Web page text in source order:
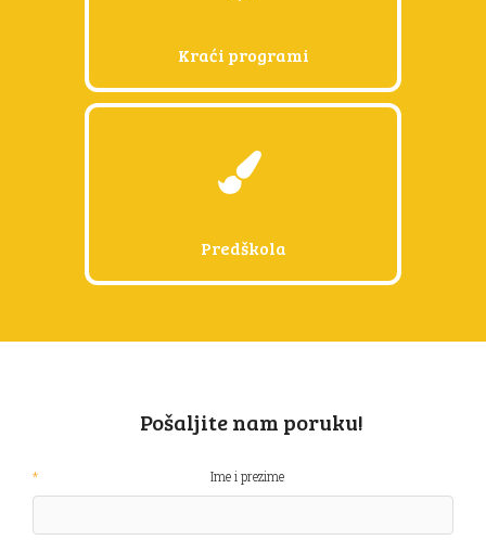
Kraći programi
Predškola
Pošaljite nam poruku!
Ime i prezime